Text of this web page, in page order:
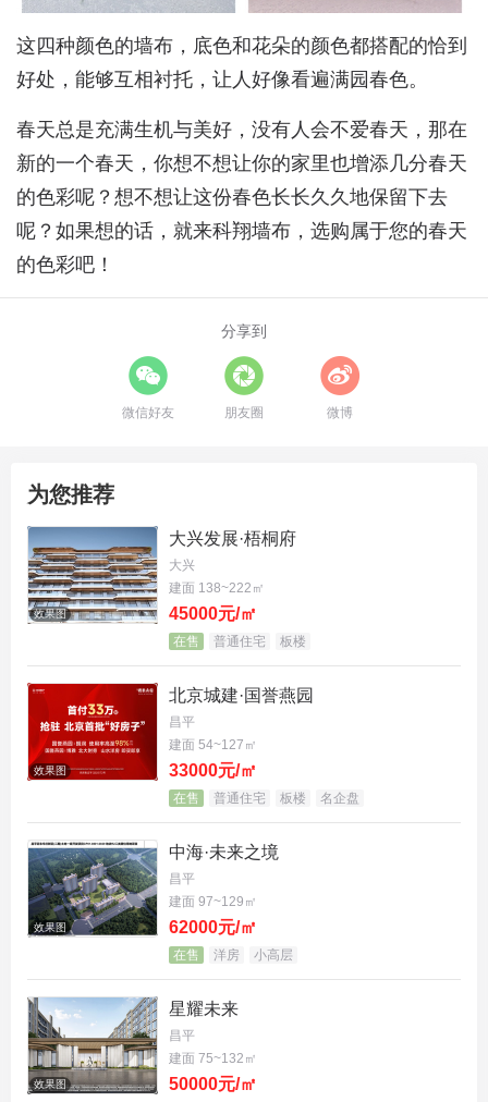
这四种颜色的墙布，底色和花朵的颜色都搭配的恰到
好处，能够互相衬托，让人好像看遍满园春色。
春天总是充满生机与美好，没有人会不爱春天，那在
新的一个春天，你想不想让你的家里也增添几分春天
的色彩呢？想不想让这份春色长长久久地保留下去
呢？如果想的话，就来科翔墙布，选购属于您的春天
的色彩吧！
分享到
微信好友 朋友圈 微博
为您推荐
效果图
大兴发展·梧桐府
大兴
建面 138~222㎡
45000元/㎡
在售 普通住宅 板楼
效果图
北京城建·国誉燕园
昌平
建面 54~127㎡
33000元/㎡
在售 普通住宅 板楼 名企盘
效果图
中海·未来之境
昌平
建面 97~129㎡
62000元/㎡
在售 洋房 小高层
效果图
星耀未来
昌平
建面 75~132㎡
50000元/㎡